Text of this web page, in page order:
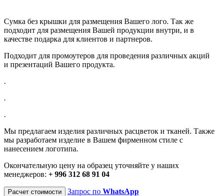
Сумка без крышки для размещения Вашего лого. Так же
подходит для размещения Вашей продукции внутри, и в
качестве подарка для клиентов и партнеров.
Подходит для промоутеров для проведения различных акций
и презентаций Вашего продукта.
.
.
.
Мы предлагаем изделия различных расцветок и тканей. Также
мы разработаем изделие в Вашем фирменном стиле с
нанесением логотипа.
Окончательную цену на образец уточняйте у наших
менеджеров: + 996 312 68 91 04
Расчет стоимости Запрос по WhatsApp